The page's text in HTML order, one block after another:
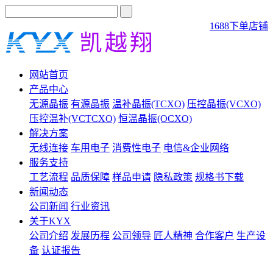
1688下单店铺
网站首页
产品中心
无源晶振 有源晶振 温补晶振(TCXO) 压控晶振(VCXO)
压控温补(VCTCXO) 恒温晶振(OCXO)
解决方案
无线连接 车用电子 消费性电子 电信&企业网络
服务支持
工艺流程 品质保障 样品申请 隐私政策 规格书下载
新闻动态
公司新闻 行业资讯
关于KYX
公司介绍 发展历程 公司领导 匠人精神 合作客户 生产设
备 认证报告